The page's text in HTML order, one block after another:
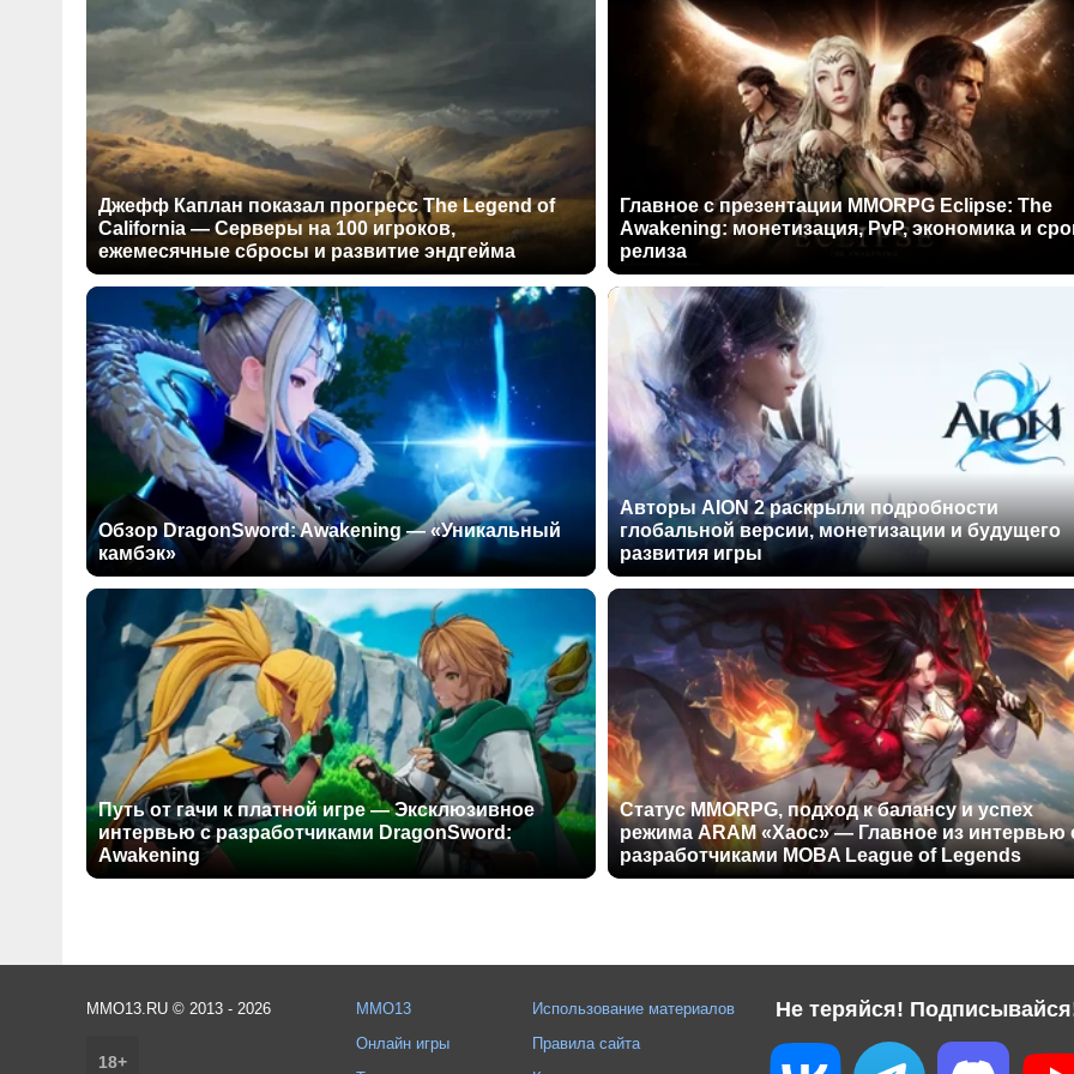
Джефф Каплан показал прогресс The Legend of
California — Серверы на 100 игроков,
ежемесячные сбросы и развитие эндгейма
Главное с презентации MMORPG Eclipse: The
Awakening: монетизация, PvP, экономика и
релиза
Обзор DragonSword: Awakening — «Уникальный
камбэк»
Авторы AION 2 раскрыли подробности
глобальной версии, монетизации и будущего
развития игры
Путь от гачи к платной игре — Эксклюзивное
интервью с разработчиками DragonSword:
Awakening
Статус MMORPG, подход к балансу и успех
режима ARAM «Хаос» — Главное из интервью
разработчиками MOBA League of Legends
Не теряйся!
MMO13.RU © 2013 - 2026
18+
MMO13
Онлайн игры
Использование материалов
Правила сайта